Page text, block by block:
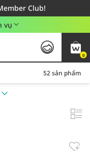
Club!
từ 249,000Đ
vực TP. Hồ Chí Minh
vụ
0
52 sản phẩm